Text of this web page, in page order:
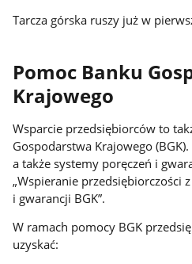
Tarcza górska ruszy już w
Pomoc Banku
Krajowego
Wsparcie przedsiębiorców to
Gospodarstwa Krajowego
a także systemy poręczeń i
„Wspieranie przedsiębiorczości
i gwarancji BGK”.
W ramach pomocy BGK
uzyskać: